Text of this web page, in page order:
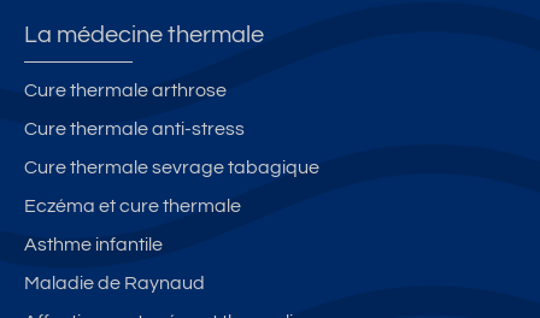
La médecine thermale
Cure thermale arthrose
Cure thermale anti-stress
Cure thermale sevrage tabagique
Eczéma et cure thermale
Asthme infantile
Maladie de Raynaud